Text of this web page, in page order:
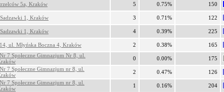
5a, Kraków 5 0.75% 150
1, Kraków 3 0.71% 122
1, Kraków 4 0.39% 225
ul. Młyńska Boczna 4, Kraków 2 0.38% 165
7 Społeczne Gimnazjum Nr 8, ul.
0 0.00% 175
7 Społeczne Gimnazjum nr 8, ul.
2 0.47% 126
7 Społeczne Gimnazjum nr 8, ul.
1 0.16% 204